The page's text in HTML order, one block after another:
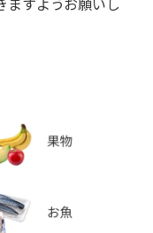
ますようお願いし